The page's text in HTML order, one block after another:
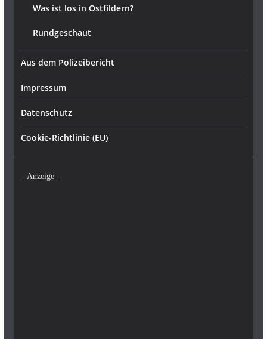
Was ist los in Ostfildern?
Rundgeschaut
Aus dem Polizeibericht
Impressum
Datenschutz
Cookie-Richtlinie (EU)
– Anzeige –